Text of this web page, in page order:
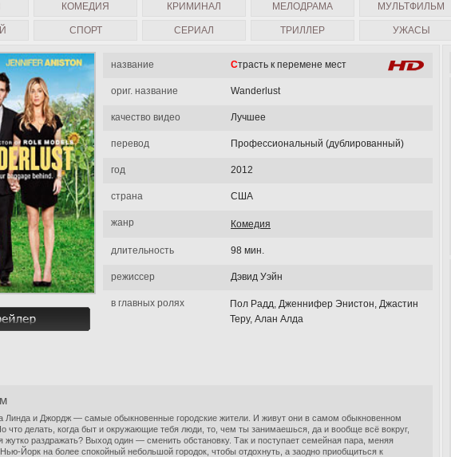
название Страсть к перемене мест
ориг. название Wanderlust
качество видео Лучшее
перевод Профессиональный (дублированный)
год 2012
страна США
жанр Комедия
длительность 98 мин.
режиссер Дэвид Уэйн
в главных ролях
Пол Радд, Дженнифер Энистон, Джастин
Теру, Алан Алда
Линда и Джордж — самые обыкновенные городские жители. И живут они в самом обыкновенном
что делать, когда быт и окружающие тебя люди, то, чем ты занимаешься, да и вообще всё вокруг,
жутко раздражать? Выход один — сменить обстановку. Так и поступает семейная пара, меняя
Йорк на более спокойный небольшой городок, чтобы отдохнуть, а заодно приобщиться к
КОМЕДИЯ КРИМИНАЛ МЕЛОДРАМА МУЛЬТФИЛЬМ
СПОРТ СЕРИАЛ ТРИЛЛЕР УЖАСЫ